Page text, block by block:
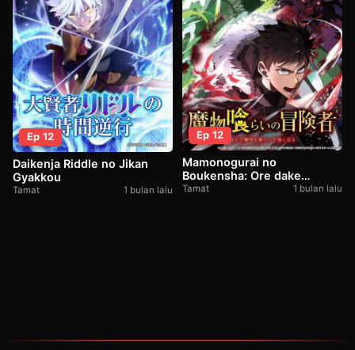
Ep 12
Daikenja Riddle no Jikan
Gyakkou
Tamat 1 bulan lalu
Ep 12
Mamonogurai no
Boukensha: Ore dake
Mamono wo Kuratte
Tamat 1 bulan lalu